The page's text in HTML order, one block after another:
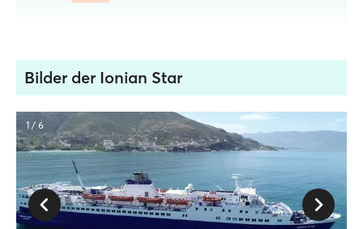
Bilder der Ionian Star
1 / 6